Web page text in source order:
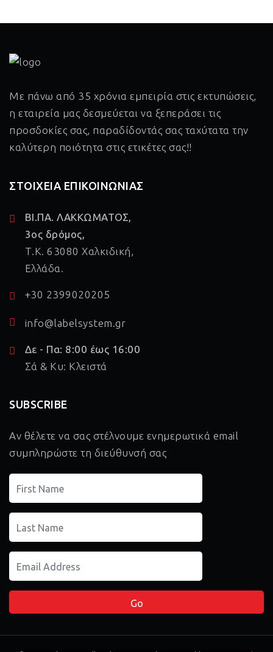
Με πάνω από 35 χρόνια εμπειρία στις εκτυπώσεις,
η εταιρεία μας δεσμεύεται να ξεπεράσει τις
προσδοκίες σας, παραδίδοντάς σας ταχύτατα την
καλύτερη ποιότητα στις ετικέτες σας!!
ΣΤΟΙΧΕΙΑ ΕΠΙΚΟΙΝΩΝΙΑΣ
ΒΙ.ΠΑ. ΛΑΚΚΩΜΑΤΟΣ,
3ος δρόμος,
Τ.Κ. 63080 Χαλκιδική,
Ελλάδα.
+30 2399020205
info@labelsystem.gr
Δε - Πα: 8:00 έως 16:00
Σά & Κυ: Κλειστά
SUBSCRIBE
Αν θέλετε να σας στέλνουμε ενημερωτικά email
συμπληρώστε τη διεύθυνσή σας